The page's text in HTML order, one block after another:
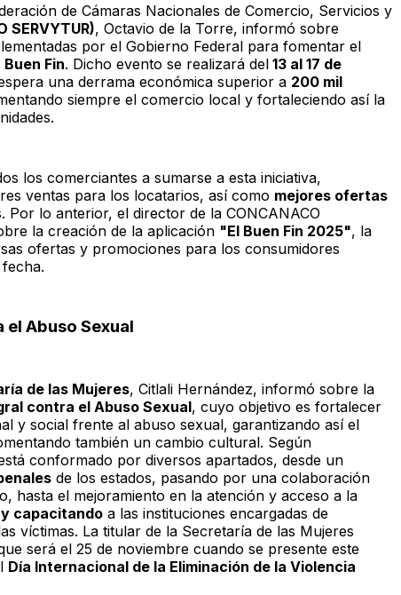
de Cámaras Nacionales de Comercio, Servicios y
SERVYTUR), Octavio de la Torre, informó sobre
por el Gobierno Federal para fomentar el
Buen Fin. Dicho evento se realizará del13 al 17 de
una derrama económica superior a 200 mil
siempre el comercio local y fortaleciendo así la
los comerciantes a sumarse a esta iniciativa,
ventas para los locatarios, así como mejores ofertas
Por lo anterior, el director de la CONCANACO
la creación de la aplicación "El Buen Fin 2025", la
ofertas y promociones para los consumidores
Abuso Sexual
de las Mujeres, Citlali Hernández, informó sobre la
contra el Abuso Sexual, cuyo objetivo es fortalecer
y social frente al abuso sexual, garantizando así el
también un cambio cultural. Según
conformado por diversos apartados, desde un
de los estados, pasando por una colaboración
hasta el mejoramiento en la atención y acceso a la
capacitandoa las instituciones encargadas de
víctimas. La titular de la Secretaría de las Mujeres
será el 25 de noviembre cuando se presente este
Día Internacional de la Eliminación de la Violencia